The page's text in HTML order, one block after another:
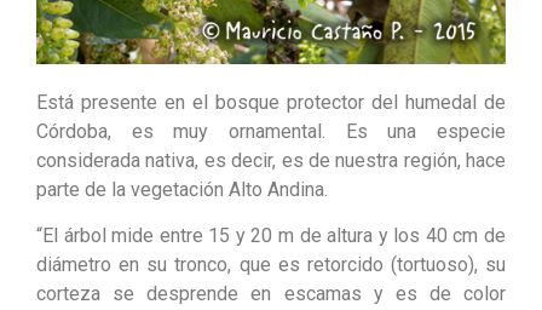
Está presente en el bosque protector del humedal de
Córdoba, es muy ornamental. Es una especie
considerada nativa, es decir, es de nuestra región, hace
parte de la vegetación Alto Andina.
“El árbol mide entre 15 y 20 m de altura y los 40 cm de
diámetro en su tronco, que es retorcido (tortuoso), su
corteza se desprende en escamas y es de color